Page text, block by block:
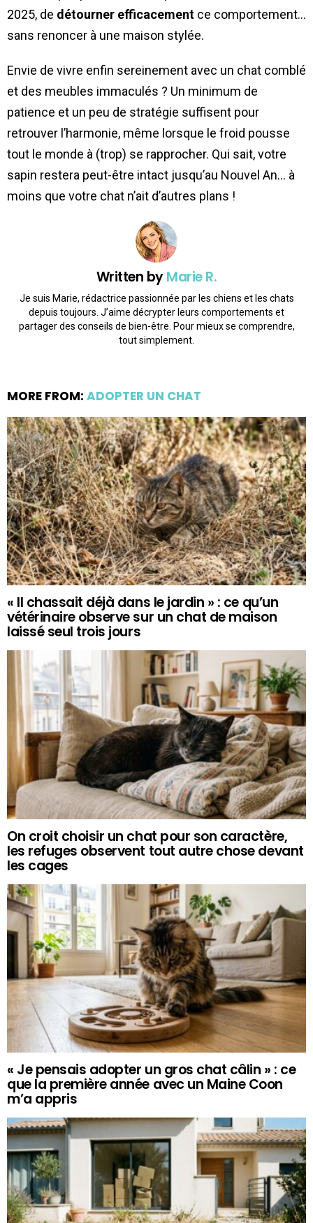
2025, de détourner efficacement ce comportement…
sans renoncer à une maison stylée.
Envie de vivre enfin sereinement avec un chat comblé
et des meubles immaculés ? Un minimum de
patience et un peu de stratégie suffisent pour
retrouver l’harmonie, même lorsque le froid pousse
tout le monde à (trop) se rapprocher. Qui sait, votre
sapin restera peut-être intact jusqu’au Nouvel An… à
moins que votre chat n’ait d’autres plans !
Written byMarie R.
Je suis Marie, rédactrice passionnée par les chiens et les chats
depuis toujours. J’aime décrypter leurs comportements et
partager des conseils de bien-être. Pour mieux se comprendre,
tout simplement.
MORE FROM: ADOPTER UN CHAT
« Il chassait déjà dans le jardin » : ce qu’un
vétérinaire observe sur un chat de maison
laissé seul trois jours
On croit choisir un chat pour son caractère,
les refuges observent tout autre chose devant
les cages
« Je pensais adopter un gros chat câlin » : ce
que la première année avec un Maine Coon
m’a appris